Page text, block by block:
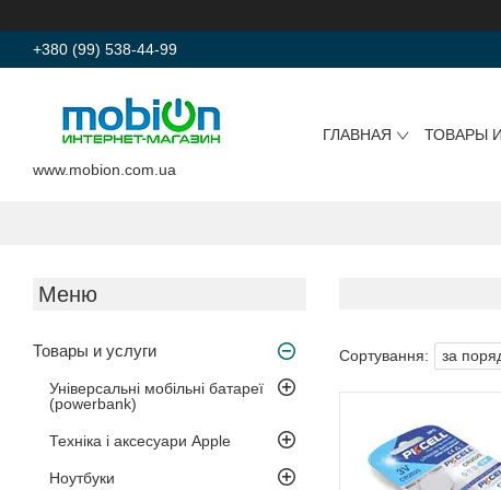
+380 (99) 538-44-99
www.mobion.com.ua
ГЛАВНАЯ ТОВАРЫ
Товары и услуги
Універсальні мобільні батареї
(powerbank)
Техніка і аксесуари Apple
Ноутбуки